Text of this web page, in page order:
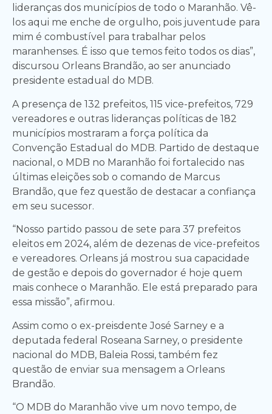
lideranças dos municípios de todo o Maranhão. Vê-
los aqui me enche de orgulho, pois juventude para
mim é combustível para trabalhar pelos
maranhenses. É isso que temos feito todos os dias”,
discursou Orleans Brandão, ao ser anunciado
presidente estadual do MDB.
A presença de 132 prefeitos, 115 vice-prefeitos, 729
vereadores e outras lideranças políticas de 182
municípios mostraram a força política da
Convenção Estadual do MDB. Partido de destaque
nacional, o MDB no Maranhão foi fortalecido nas
últimas eleições sob o comando de Marcus
Brandão, que fez questão de destacar a confiança
em seu sucessor.
“Nosso partido passou de sete para 37 prefeitos
eleitos em 2024, além de dezenas de vice-prefeitos
e vereadores. Orleans já mostrou sua capacidade
de gestão e depois do governador é hoje quem
mais conhece o Maranhão. Ele está preparado para
essa missão”, afirmou.
Assim como o ex-preisdente José Sarney e a
deputada federal Roseana Sarney, o presidente
nacional do MDB, Baleia Rossi, também fez
questão de enviar sua mensagem a Orleans
Brandão.
“O MDB do Maranhão vive um novo tempo, de